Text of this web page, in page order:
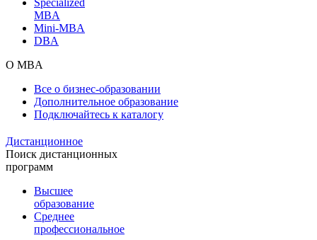
MBA
Mini-MBA
DBA
О MBA
Все о бизнес-образовании
Дополнительное образование
Подключайтесь к каталогу
Дистанционное
Поиск дистанционных
программ
Высшее
образование
Среднее
профессиональное